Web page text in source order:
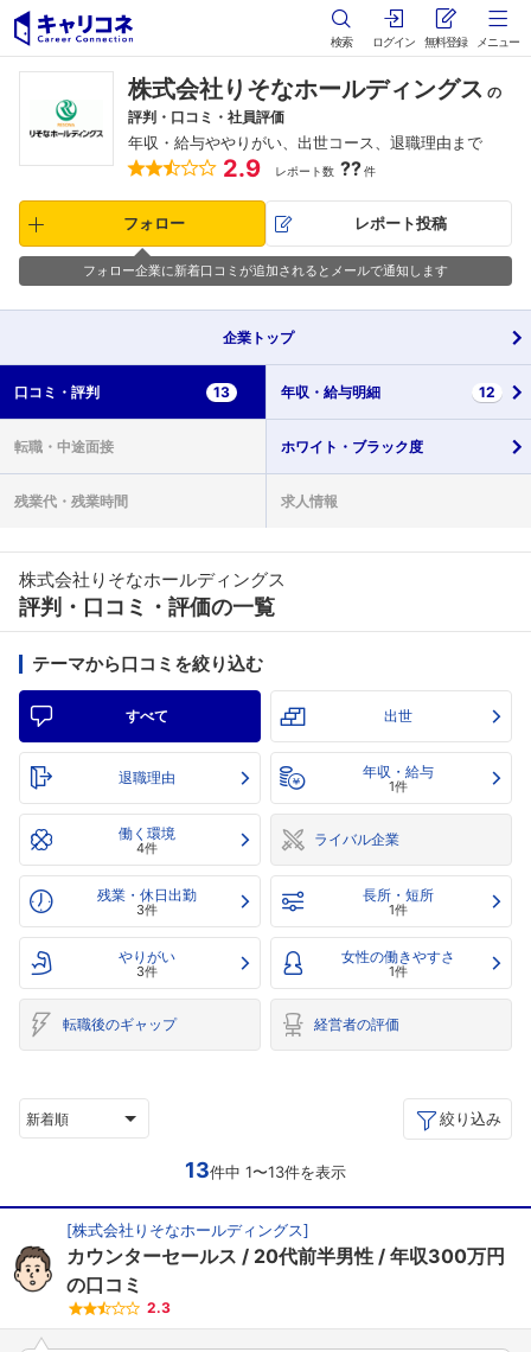
検索 ログイン 無料登録 メニュー
株式会社りそなホールディングス の
評判・口コミ・社員評価
年収・給与ややりがい、出世コース、退職理由まで
2.9 レポート数 ??件
フォロー レポート投稿
フォロー企業に新着口コミが追加されるとメールで通知します
企業 トップ
口コミ・ 評判 13 年収・ 給与明細 12
転職・ 中途面接 ホワイト・ ブラック度
残業代・ 残業時間 求人情報
株式会社りそなホールディングス
評判・口コミ・評価の一覧
テーマから口コミを絞り込む
すべて 出世
退職理由 年収・給与
1件
働く環境
4件 ライバル企業
残業・休日出勤
3件
長所・短所
1件
やりがい
3件
女性の働きやすさ
1件
転職後のギャップ 経営者の評価
新着順 絞り込み
13件中 1〜13件を表示
[株式会社りそなホールディングス]
カウンターセールス 20代前半男性
年収300万円
の口コミ
2.3